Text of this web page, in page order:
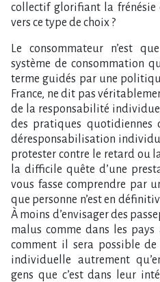
collectif glorifiant la frénésie
vers ce type de choix ?
Le consommateur n’est
système de consommation
terme guidés par une
France, ne dit pas
de la responsabilité
des pratiques quotidiennes
déresponsabilisation
protester contre le retard ou
la difficile quête d’une
vous fasse comprendre par
que personne n’est en
À moins d’envisager des
malus comme dans les
comment il sera possible
individuelle autrement
gens que c’est dans leur